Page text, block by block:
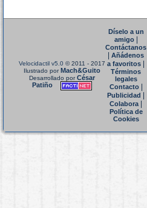
Velocidactil v5.0 © 2011 - 2017
Ilustrado porMach&Guito
Desarrollado porCésar
Patiño
Díselo a un
amigo|
Contáctanos
Añádenos
a favoritos
Términos
legales
Contacto|
Publicidad
Colabora|
Política de
Cookies